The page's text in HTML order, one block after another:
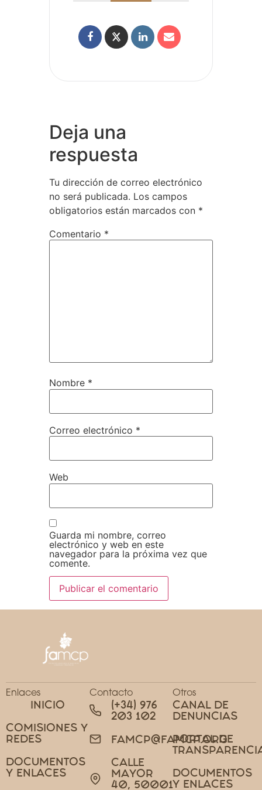
Deja una
respuesta
Tu dirección de correo electrónico
no será publicada. Los campos
obligatorios están marcados con *
Comentario *
Nombre *
Correo electrónico *
Web
Guarda mi nombre, correo
electrónico y web en este
navegador para la próxima vez que
comente.
Enlaces
INICIO
COMISIONES Y
REDES
DOCUMENTOS
Y ENLACES
Contacto
(+34) 976
203 102
FAMCP@FAMCP.ORG
CALLE
MAYOR
40, 50001
Otros
CANAL DE
DENUNCIAS
PORTAL DE
DOCUMENTOS
Y ENLACES